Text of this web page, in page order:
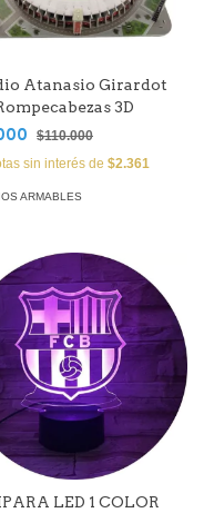
Atanasio Girardot
3D
$110.000
sin interés de $2.361
ARMABLES
LED 1 COLOR